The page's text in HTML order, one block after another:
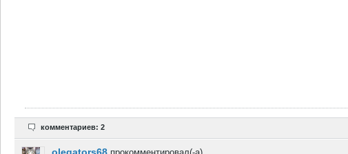
комментариев: 2